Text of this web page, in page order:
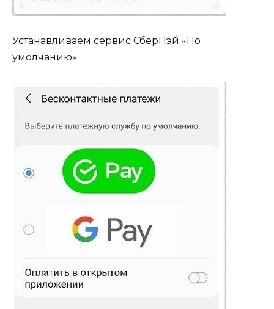
Устанавливаем сервис СберПэй «По
умолчанию».